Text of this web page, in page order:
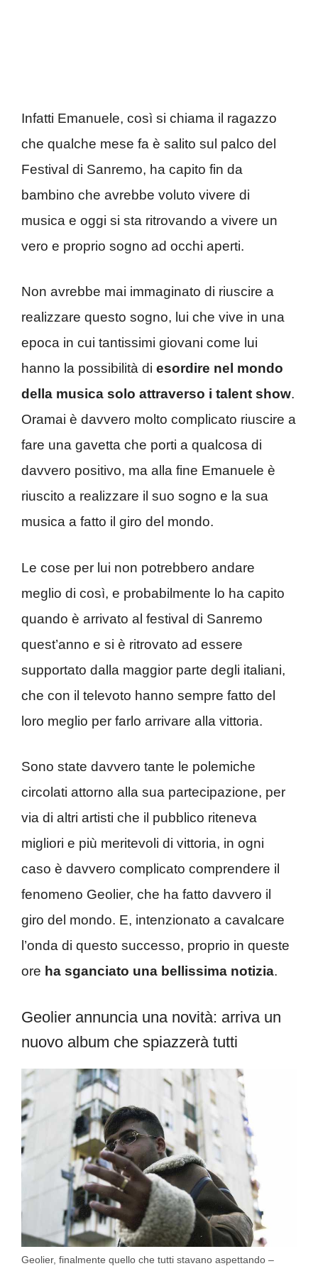
Infatti Emanuele, così si chiama il ragazzo
che qualche mese fa è salito sul palco del
Festival di Sanremo, ha capito fin da
bambino che avrebbe voluto vivere di
musica e oggi si sta ritrovando a vivere un
vero e proprio sogno ad occhi aperti.
Non avrebbe mai immaginato di riuscire a
realizzare questo sogno, lui che vive in una
epoca in cui tantissimi giovani come lui
hanno la possibilità di esordire nel mondo
della musica solo attraverso i talent show.
Oramai è davvero molto complicato riuscire a
fare una gavetta che porti a qualcosa di
davvero positivo, ma alla fine Emanuele è
riuscito a realizzare il suo sogno e la sua
musica a fatto il giro del mondo.
Le cose per lui non potrebbero andare
meglio di così, e probabilmente lo ha capito
quando è arrivato al festival di Sanremo
quest’anno e si è ritrovato ad essere
supportato dalla maggior parte degli italiani,
che con il televoto hanno sempre fatto del
loro meglio per farlo arrivare alla vittoria.
Sono state davvero tante le polemiche
circolati attorno alla sua partecipazione, per
via di altri artisti che il pubblico riteneva
migliori e più meritevoli di vittoria, in ogni
caso è davvero complicato comprendere il
fenomeno Geolier, che ha fatto davvero il
giro del mondo. E, intenzionato a cavalcare
l’onda di questo successo, proprio in queste
ore ha sganciato una bellissima notizia.
Geolier annuncia una novità: arriva un
nuovo album che spiazzerà tutti
Geolier, finalmente quello che tutti stavano aspettando –